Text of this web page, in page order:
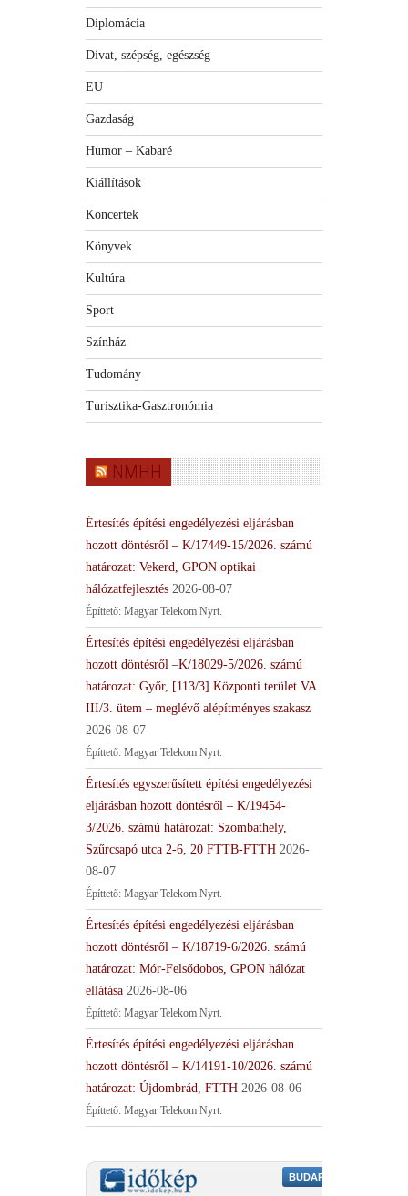
Diplomácia
Divat, szépség, egészség
EU
Gazdaság
Humor – Kabaré
Kiállítások
Koncertek
Könyvek
Kultúra
Sport
Színház
Tudomány
Turisztika-Gasztronómia
NMHH
Értesítés építési engedélyezési eljárásban
hozott döntésről – K/17449-15/2026. számú
határozat: Vekerd, GPON optikai
hálózatfejlesztés 2026-08-07
Építtető: Magyar Telekom Nyrt.
Értesítés építési engedélyezési eljárásban
hozott döntésről –K/18029-5/2026. számú
határozat: Győr, [113/3] Központi terület VA
III/3. ütem – meglévő alépítményes szakasz
2026-08-07
Építtető: Magyar Telekom Nyrt.
Értesítés egyszerűsített építési engedélyezési
eljárásban hozott döntésről – K/19454-
3/2026. számú határozat: Szombathely,
Szűrcsapó utca 2-6, 20 FTTB-FTTH 2026-
08-07
Építtető: Magyar Telekom Nyrt.
Értesítés építési engedélyezési eljárásban
hozott döntésről – K/18719-6/2026. számú
határozat: Mór-Felsődobos, GPON hálózat
ellátása 2026-08-06
Építtető: Magyar Telekom Nyrt.
Értesítés építési engedélyezési eljárásban
hozott döntésről – K/14191-10/2026. számú
határozat: Újdombrád, FTTH 2026-08-06
Építtető: Magyar Telekom Nyrt.